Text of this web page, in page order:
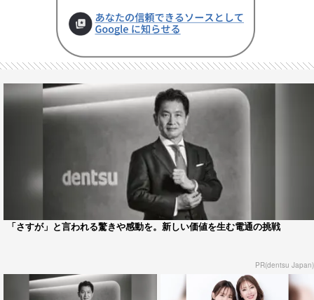
「さすが」と言われる驚きや感動を。新しい価値を生む電通の挑戦
PR(dentsu Japan)